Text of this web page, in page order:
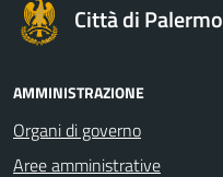
Città di Palermo
AMMINISTRAZIONE
Organi di governo
Aree amministrative